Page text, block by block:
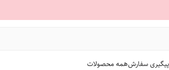
پیگیری سفارشهمه محصولات